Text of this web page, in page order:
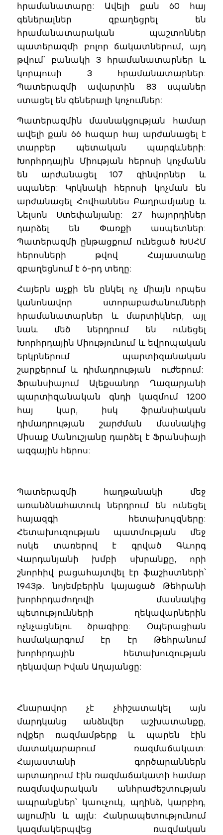
հրամանատարը: Ավելի քան 60 հայ
գեներալներ զբաղեցրել են
հրամանատարական պաշտոններ
պատերազմի բոլոր ճակատներում, այդ
թվում՝ բանակի 3 հրամանատարներ և
կորպուսի 3 հրամանատարներ:
Պատերազմի ավարտին 83 սպաներ
ստացել են գեներալի կոչումներ:
Պատերազմին մասնակցության համար
ավելի քան 66 հազար հայ արժանացել է
տարբեր պետական պարգևների:
Խորհրդային Միության հերոսի կոչմանն
են արժանացել 107 զինվորներ և
սպաներ: Կրկնակի հերոսի կոչման են
արժանացել Հովհաննես Բաղրամյանը և
Նելսոն Ստեփանյանը: 27 հայորդիներ
դարձել են Փառքի ասպետներ:
Պատերազմի ընթացքում ունեցած ԽՍՀՄ
հերոսների թվով Հայաստանը
զբաղեցնում է 6-րդ տեղը:
Հայերն աչքի են ընկել ոչ միայն որպես
կանոնավոր ստորաբաժանումների
հրամանատարներ և մարտիկներ, այլ
նաև մեծ ներդրում են ունեցել
Խորհրդային Միությունում և եվրոպական
երկրներում պարտիզանական
շարքերում և դիմադրության ուժերում:
Ֆրանսիայում Ալեքսանդր Ղազարյանի
պարտիզանական գնդի կազմում 1200
հայ կար, իսկ ֆրանսիական
դիմադրության շարժման մասնակից
Միսաք Մանուշյանը դարձել է Ֆրանսիայի
ազգային հերոս:
Պատերազմի հաղթանակի մեջ
առանձնահատուկ ներդրում են ունեցել
հայազգի հետախույզները:
Հետախուզության պատմության մեջ
ոսկե տառերով է գրված Գևորգ
Վարդանյանի խմբի սխրանքը, որի
շնորհիվ բացահայտվել էր ֆաշիստների՝
1943թ. նոյեմբերին կայացած Թեհրանի
խորհրդաժողովի մասնակից
պետությունների ղեկավարներին
ոչնչացնելու ծրագիրը: Օպերացիան
համակարգում էր էր Թեհրանում
խորհրդային հետախուզության
ղեկավար Իվան Աղայանցը:
Հնարավոր չէ չհիշատակել այն
մարդկանց անձնվեր աշխատանքը,
ովքեր ռազմամթերք և պարեն էին
մատակարարում ռազմաճակատ:
Հայաստանի գործարաններն
արտադրում էին ռազմաճակատի համար
ռազմավարական անհրաժեշտության
ապրանքներ՝ կաուչուկ, պղինձ, կարբիդ,
ալյումին և այլն: Հանրապետությունում
կազմակերպվեց ռազմական